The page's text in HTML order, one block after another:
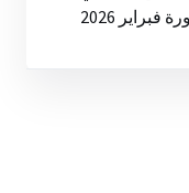
فبراير 2026